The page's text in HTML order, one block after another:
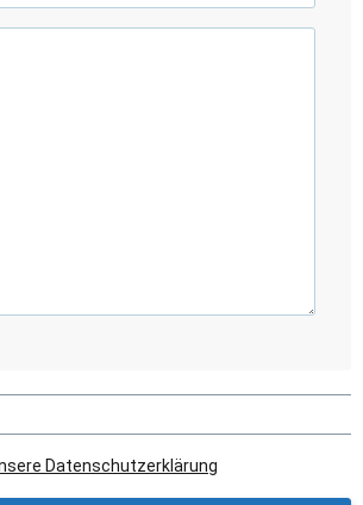
Datenschutzerklärung